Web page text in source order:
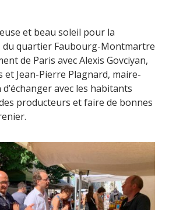
et beau soleil pour la
quartier Faubourg-Montmartre
de Paris avec Alexis Govciyan,
et Jean-Pierre Plagnard, maire-
d’échanger avec les habitants
producteurs et faire de bonnes